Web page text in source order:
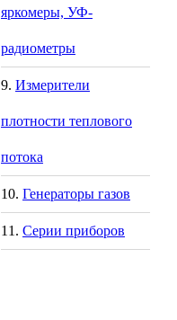
яркомеры, УФ-
радиометры
Измерители
плотности теплового
потока
Генераторы газов
Серии приборов